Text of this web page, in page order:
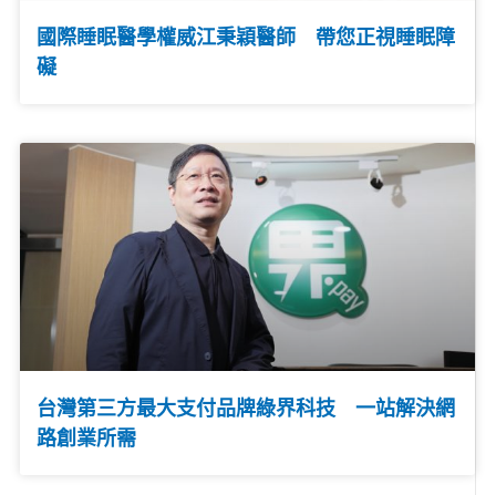
國際睡眠醫學權威江秉穎醫師 帶您正視睡眠障
礙
台灣第三方最大支付品牌綠界科技 一站解決網
路創業所需